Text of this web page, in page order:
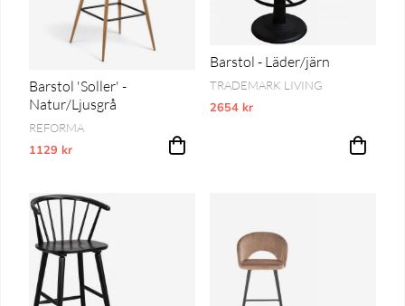
Barstol 'Soller' -
Natur/Ljusgrå
REFORMA
1129 kr
Vårt lägsta pris 1-30 dagar innan prissänkning
Barstol - Läder/järn
TRADEMARK LIVING
2654 kr
Vårt lägsta pris 1-30 dagar innan